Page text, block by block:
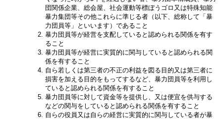
団関係企業、総会屋、社会運動等標ぼうゴロ又は特殊知能
暴力集団等その他これらに準じる者（以下、総称して「暴
力団員等」といいます）であること
暴力団員等が経営を支配していると認められる関係を有す
ること
暴力団員等が経営に実質的に関与していると認められる関
係を有すること
自ら若しくは第三者の不正の利益を図る目的又は第三者に
損害を加える目的をもってするなど、暴力団員等を利用し
ていると認められる関係を有すること
暴力団員等に対して資金等を提供し、又は便宜を供与する
などの関与をしていると認められる関係を有すること
自らの役員又は自らの経営に実質的に関与している者が暴